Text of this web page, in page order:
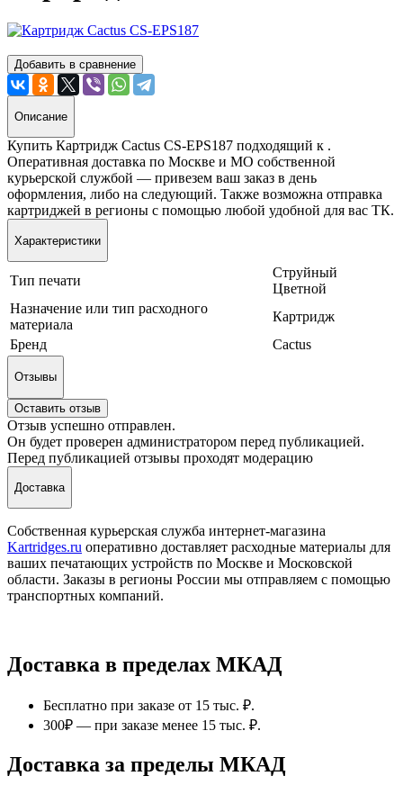
Добавить в сравнение
Описание
Купить Картридж Cactus CS-EPS187 подходящий к .
Оперативная доставка по Москве и МО собственной
курьерской службой — привезем ваш заказ в день
оформления, либо на следующий. Также возможна отправка
картриджей в регионы с помощью любой удобной для вас ТК.
Характеристики
Тип печати
Струйный
Цветной
Назначение или тип расходного
материала
Картридж
Бренд
Cactus
Отзывы
Оставить отзыв
Отзыв успешно отправлен.
Он будет проверен администратором перед публикацией.
Перед публикацией отзывы проходят модерацию
Доставка
Собственная курьерская служба интернет-магазина
Kartridges.ru оперативно доставляет расходные материалы для
ваших печатающих устройств по Москве и Московской
области. Заказы в регионы России мы отправляем с помощью
транспортных компаний.
Доставка в пределах МКАД
Бесплатно при заказе от 15 тыс. ₽.
300₽ — при заказе менее 15 тыс. ₽.
Доставка за пределы МКАД